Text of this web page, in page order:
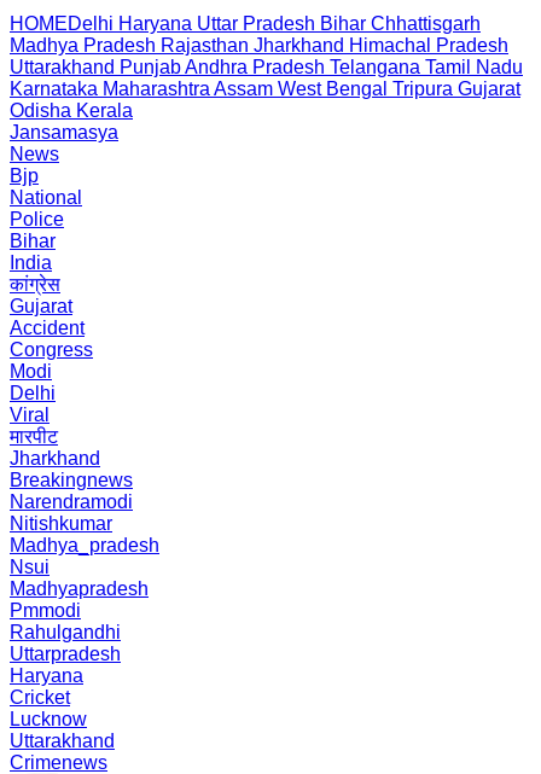
HOMEDelhi Haryana Uttar Pradesh Bihar Chhattisgarh
Madhya Pradesh Rajasthan Jharkhand Himachal Pradesh
Uttarakhand PunjabAndhra Pradesh Telangana Tamil Nadu
Karnataka Maharashtra Assam West Bengal Tripura Gujarat
Odisha Kerala
Jansamasya
News
Bjp
National
Police
Bihar
India
कांग्रेस
Gujarat
Accident
Congress
Modi
Delhi
Viral
मारपीट
Jharkhand
Breakingnews
Narendramodi
Nitishkumar
Madhya_pradesh
Nsui
Madhyapradesh
Pmmodi
Rahulgandhi
Uttarpradesh
Haryana
Cricket
Lucknow
Uttarakhand
Crimenews